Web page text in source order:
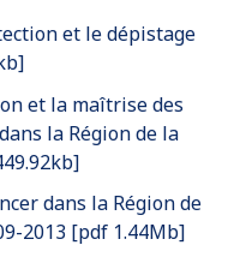
et le dépistage
et la maîtrise des
la Région de la
dans la Région de
2013 [pdf 1.44Mb]